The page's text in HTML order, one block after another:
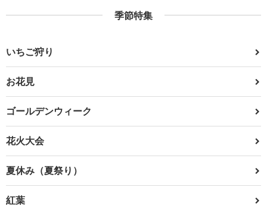
季節特集
いちご狩り
お花見
ゴールデンウィーク
花火大会
夏休み（夏祭り）
紅葉